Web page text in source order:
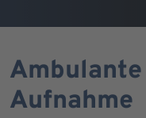
Aufnahme